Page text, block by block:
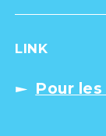
LINK
Pour